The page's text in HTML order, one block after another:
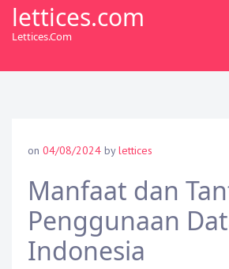
lettices.com
Lettices.com
on 04/08/2024 bylettices
Manfaat dan
Penggunaan
Indonesia